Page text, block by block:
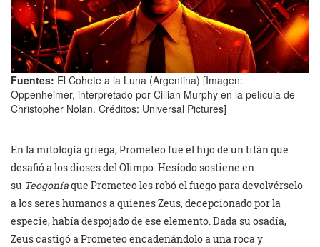
Fuentes: El Cohete a la Luna (Argentina) [Imagen:
Oppenheimer, interpretado por Cillian Murphy en la película de
Christopher Nolan. Créditos: Universal Pictures]
En la mitología griega, Prometeo fue el hijo de un titán que
desafió a los dioses del Olimpo. Hesíodo sostiene en
su Teogoníaque Prometeo les robó el fuego para devolvérselo
a los seres humanos a quienes Zeus, decepcionado por la
especie, había despojado de ese elemento. Dada su osadía,
Zeus castigó a Prometeo encadenándolo a una roca y